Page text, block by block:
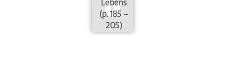
Lebens
(p. 185 –
205)